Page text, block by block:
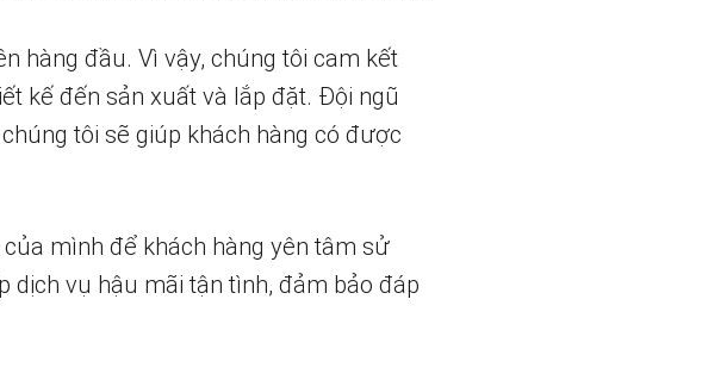
hàng đầu. Vì vậy, chúng tôi cam kết
kế đến sản xuất và lắp đặt. Đội ngũ
tôi sẽ giúp khách hàng có được
mình để khách hàng yên tâm sử
dịch vụ hậu mãi tận tình, đảm bảo đáp